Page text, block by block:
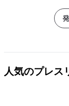
人気のプレス